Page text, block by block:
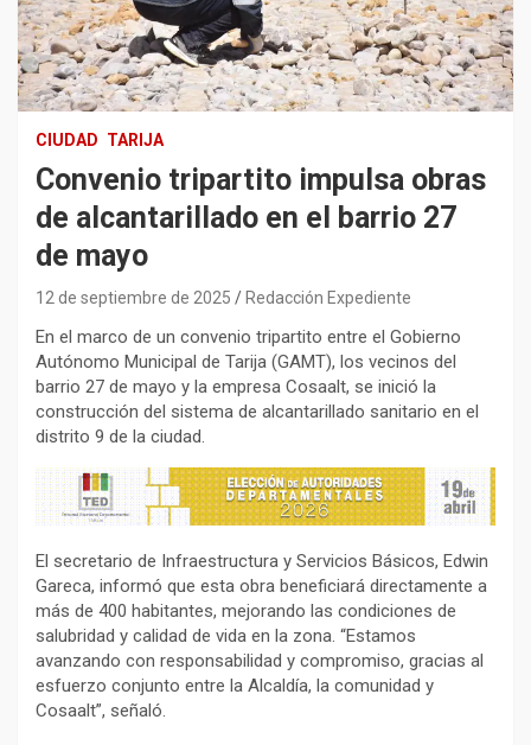
CIUDAD TARIJA
Convenio tripartito impulsa obras
de alcantarillado en el barrio 27
de mayo
12 de septiembre de 2025 Redacción Expediente
En el marco de un convenio tripartito entre el Gobierno
Autónomo Municipal de Tarija (GAMT), los vecinos del
barrio 27 de mayo y la empresa Cosaalt, se inició la
construcción del sistema de alcantarillado sanitario en el
distrito 9 de la ciudad.
El secretario de Infraestructura y Servicios Básicos, Edwin
Gareca, informó que esta obra beneficiará directamente a
más de 400 habitantes, mejorando las condiciones de
salubridad y calidad de vida en la zona. “Estamos
avanzando con responsabilidad y compromiso, gracias al
esfuerzo conjunto entre la Alcaldía, la comunidad y
Cosaalt”, señaló.